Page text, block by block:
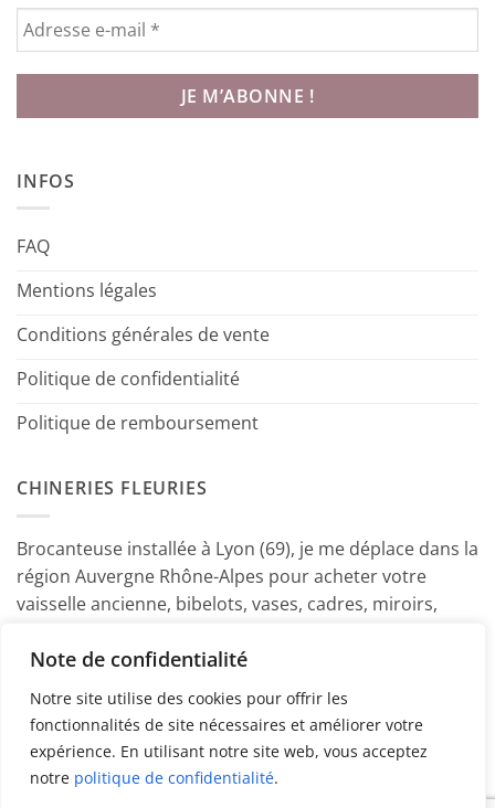
Note de confidentialité
Notre site utilise des cookies pour offrir les
fonctionnalités de site nécessaires et améliorer votre
expérience. En utilisant notre site web, vous acceptez
notre politique de confidentialité.
INFOS
FAQ
Mentions légales
Conditions générales de vente
Politique de confidentialité
Politique de remboursement
CHINERIES FLEURIES
Brocanteuse installée à Lyon (69), je me déplace dans la
région Auvergne Rhône-Alpes pour acheter votre
vaisselle ancienne, bibelots, vases, cadres, miroirs,
Marine